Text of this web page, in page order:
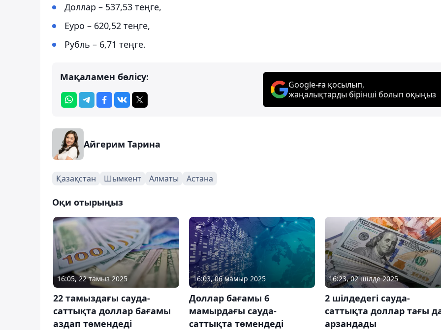
Доллар – 537,53 теңге,
Еуро – 620,52 теңге,
Рубль – 6,71 теңге.
Мақаламен бөлісу:
Google-ға қосылып,
жаңалықтарды бірінші болып оқыңыз
Айгерим Тарина
Қазақстан Шымкент Алматы Астана
Оқи отырыңыз
16:05, 22 тамыз 2025
22 тамыздағы сауда-
саттықта доллар бағамы
аздап төмендеді
16:03, 06 мамыр 2025
Доллар бағамы 6
мамырдағы сауда-
саттықта төмендеді
16:23, 02 шілде 2025
2 шілдедегі сауда-
саттықта доллар тағы
арзандады